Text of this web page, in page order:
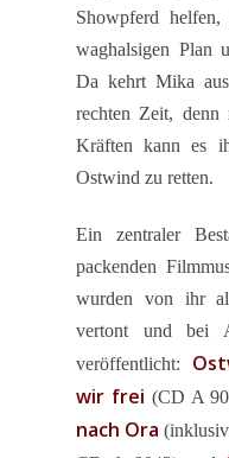
Showpferd
waghalsigen Plan
Da kehrt Mika
rechten Zeit, denn
Kräften kann es
Ostwind zu retten.
Ein zentraler
packenden
wurden von ihr
vertont und bei
veröffentlicht:
wir frei (CD A
nach Ora